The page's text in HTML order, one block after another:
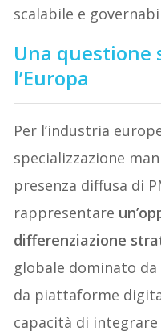
scalabile e
Una questione
l’Europa
Per l’industria
specializzazione
presenza diffusa di
rappresentare
differenziazione
globale dominato
da piattaforme
capacità di